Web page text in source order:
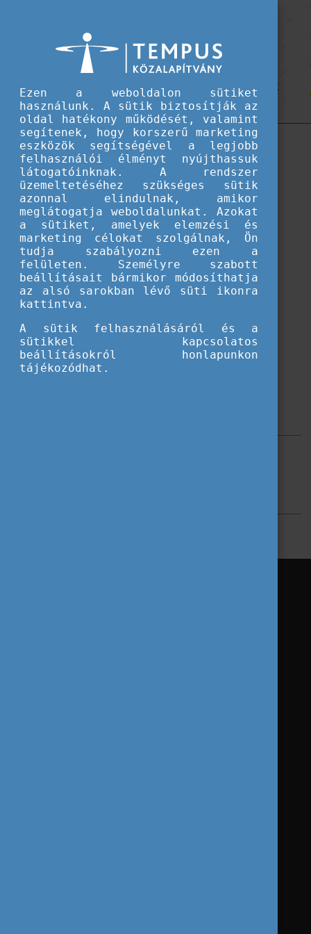
Magyar Állami Eötvös Ösztöndíj -
Pályázati dokumentumok
A pályázat benyújtásához szükséges dokumentumok
gyűjteménye
Ezen a weboldalon sütiket
használunk. A sütik biztosítják az
oldal hatékony működését, valamint
segítenek, hogy korszerű marketing
eszközök segítségével a legjobb
felhasználói élményt nyújthassuk
látogatóinknak. A rendszer
üzemeltetéséhez szükséges sütik
azonnal elindulnak, amikor
meglátogatja weboldalunkat. Azokat
a sütiket, amelyek elemzési és
marketing célokat szolgálnak, Ön
tudja szabályozni ezen a
felületen. Személyre szabott
beállításait bármikor módosíthatja
az alsó sarokban lévő süti ikonra
kattintva.
A sütik felhasználásáról és a
sütikkel kapcsolatos
beállításokról honlapunkon
tájékozódhat.